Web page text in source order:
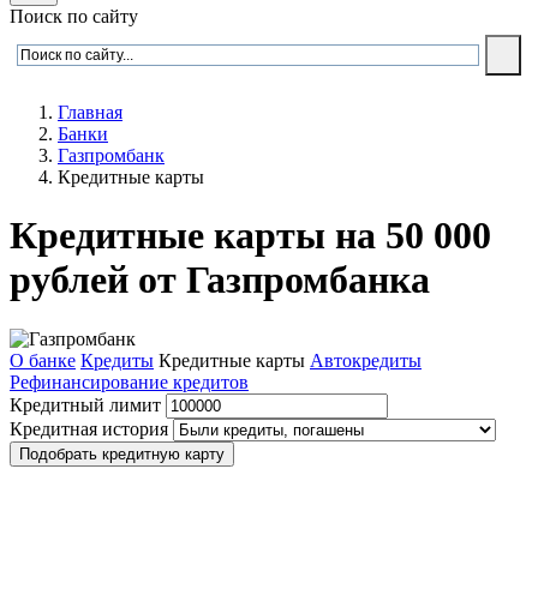
Поиск по сайту
Главная
Банки
Газпромбанк
Кредитные карты
Кредитные карты на 50 000
рублей от Газпромбанка
О банке Кредиты Кредитные карты Автокредиты
Рефинансирование кредитов
Кредитный лимит
Кредитная история
Подобрать кредитную карту